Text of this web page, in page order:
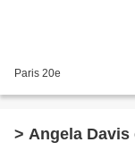
Paris 20e
> Angela Davis